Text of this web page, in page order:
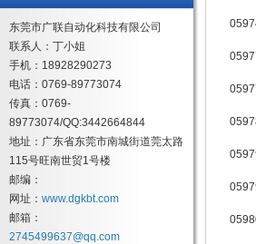
东莞市广联自动化科技有限公司
联系人：丁小姐
手机：18928290273
电话：0769-89773074
传真：0769-
89773074/QQ:3442664844
地址：广东省东莞市南城街道莞太路
115号旺南世贸1号楼
邮编：
网址： www.dgkbt.com
邮箱：
2745499637@qq.com